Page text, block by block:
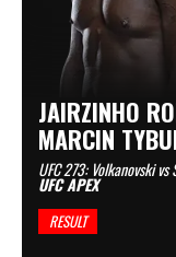
JAIRZINHO
MARCIN
UFC 273: Volkanovski
UFC APEX
RESULT